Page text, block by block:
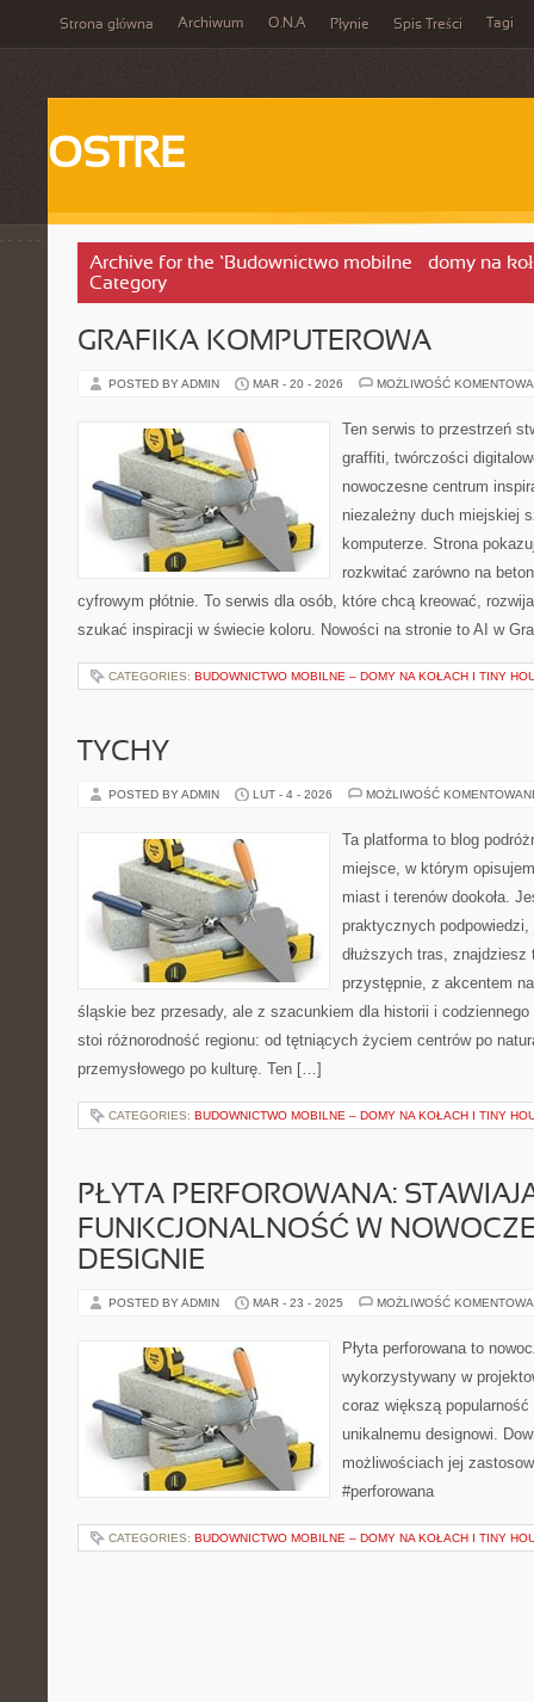
Strona główna Archiwum O.N.A Płynie Spis Treści Tagi
OSTRE
Archive for the ‘Budownictwo mobilne – domy na
Category
GRAFIKA KOMPUTEROWA
POSTED BY ADMIN MAR - 20 - 2026 MOŻLIWOŚĆ
Ten serwis to przestrzeń
graffiti, twórczości
nowoczesne centrum
niezależny duch miejskiej
komputerze. Strona
rozkwitać zarówno na
cyfrowym płótnie. To serwis dla osób, które chcą kreować,
szukać inspiracji w świecie koloru. Nowości na stronie to AI w
CATEGORIES: BUDOWNICTWO MOBILNE – DOMY NA KOŁACH I TINY
TYCHY
POSTED BY ADMIN LUT - 4 - 2026 MOŻLIWOŚĆ
Ta platforma to blog
miejsce, w którym
miast i terenów dookoła.
praktycznych
dłuższych tras, znajdziesz
przystępnie, z akcentem
śląskie bez przesady, ale z szacunkiem dla historii i
stoi różnorodność regionu: od tętniących życiem centrów po
przemysłowego po kulturę. Ten […]
CATEGORIES: BUDOWNICTWO MOBILNE – DOMY NA KOŁACH I TINY
PŁYTA PERFOROWANA:
FUNKCJONALNOŚĆ W
DESIGNIE
POSTED BY ADMIN MAR - 23 - 2025 MOŻLIWOŚĆ
Płyta perforowana to
wykorzystywany w
coraz większą
unikalnemu designowi.
możliwościach jej
#perforowana
CATEGORIES: BUDOWNICTWO MOBILNE – DOMY NA KOŁACH I TINY